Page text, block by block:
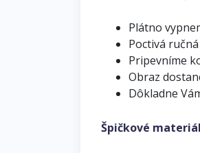
Plátno
Poctivá
Pripevníme
Obraz
Dôkladne
Špičkové